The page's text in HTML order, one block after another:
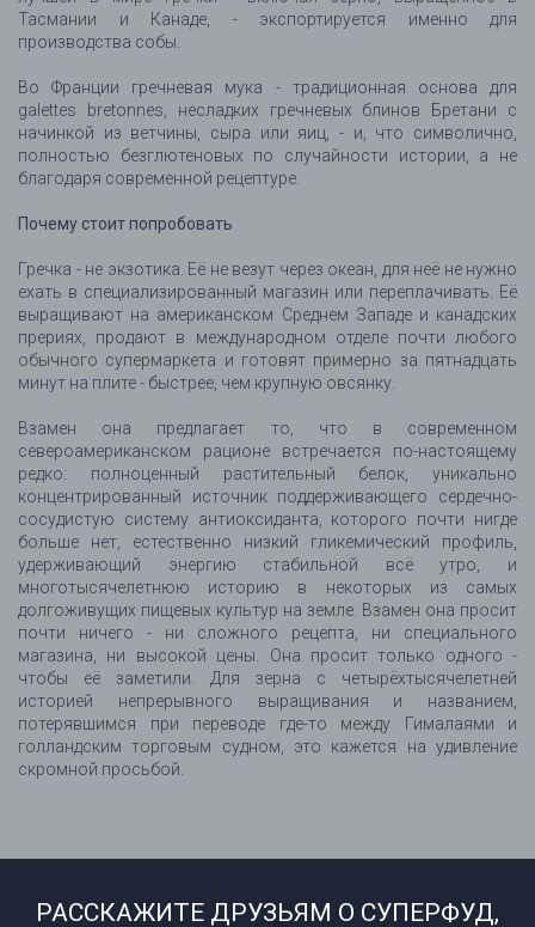
Тасмании и Канаде, - экспортируется именно для
производства собы.
Во Франции гречневая мука - традиционная основа для
galettes bretonnes, несладких гречневых блинов Бретани с
начинкой из ветчины, сыра или яиц, - и, что символично,
полностью безглютеновых по случайности истории, а не
благодаря современной рецептуре.
Почему стоит попробовать
Гречка - не экзотика. Её не везут через океан, для неё не нужно
ехать в специализированный магазин или переплачивать. Её
выращивают на американском Среднем Западе и канадских
прериях, продают в международном отделе почти любого
обычного супермаркета и готовят примерно за пятнадцать
минут на плите - быстрее, чем крупную овсянку.
Взамен она предлагает то, что в современном
североамериканском рационе встречается по-настоящему
редко: полноценный растительный белок, уникально
концентрированный источник поддерживающего сердечно-
сосудистую систему антиоксиданта, которого почти нигде
больше нет, естественно низкий гликемический профиль,
удерживающий энергию стабильной всё утро, и
многотысячелетнюю историю в некоторых из самых
долгоживущих пищевых культур на земле. Взамен она просит
почти ничего - ни сложного рецепта, ни специального
магазина, ни высокой цены. Она просит только одного -
чтобы её заметили. Для зерна с четырёхтысячелетней
историей непрерывного выращивания и названием,
потерявшимся при переводе где-то между Гималаями и
голландским торговым судном, это кажется на удивление
скромной просьбой.
РАССКАЖИТЕ ДРУЗЬЯМ О СУПЕРФУД,